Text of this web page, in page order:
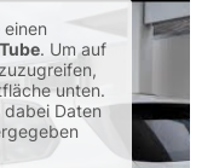
. Um auf
unten.
dabei Daten